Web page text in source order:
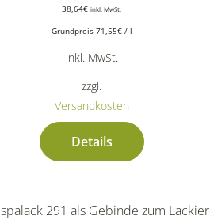
38,64€ inkl. MwSt.
Grundpreis 71,55€/ l
inkl. MwSt.
zzgl.
Versandkosten
Details
291 als Gebinde zum